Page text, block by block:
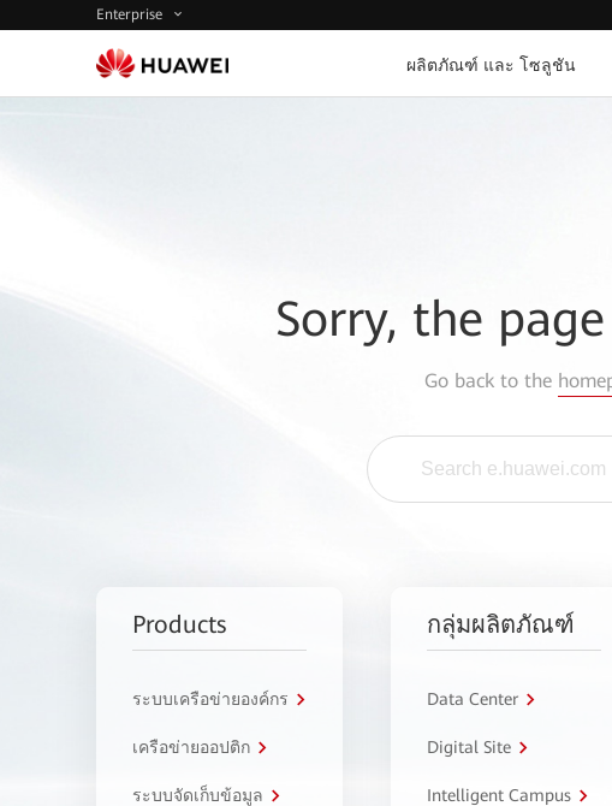
Enterprise
ผลิตภัณฑ์ และ โซลูชัน
Sorry, the
Go back to the
Products
ระบบเครือข่ายองค์กร
เครือข่ายออปติก
ระบบจัดเก็บข้อมูล
กลุ่มผลิตภัณฑ์
Data Center
Digital Site
Intelligent Campus